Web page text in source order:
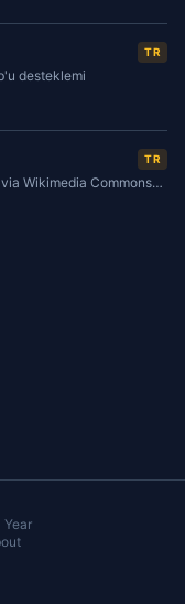
TR
desteklemi
TR
Wikimedia Commons
of Ice And Fire ”